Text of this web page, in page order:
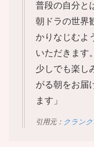
普段の自分と
朝ドラの世界
かりなじむよ
いただきます
少しでも楽し
がる朝をお届
ます」
引用元： クラン